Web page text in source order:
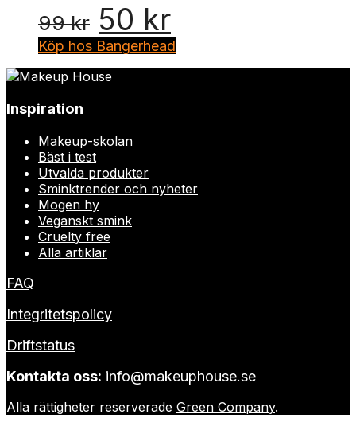
99kr Det
ursprungliga
priset
var:
99 kr.
50 krDet
nuvarande
Köp hos Bangerhead
Inspiration
Makeup-skolan
Bäst i test
Utvalda produkter
Sminktrender och nyheter
Mogen hy
Veganskt smink
Cruelty free
Alla artiklar
FAQ
Integritetspolicy
Driftstatus
Kontakta oss: info@makeuphouse.se
Alla rättigheter reserverade Green Company.